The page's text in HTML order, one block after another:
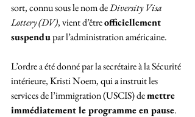
sort, connu sous le nom de Diversity Visa
Lottery (DV), vient d’être officiellement
suspendu par l’administration américaine.
L’ordre a été donné par la secrétaire à la Sécurité
intérieure, Kristi Noem, qui a instruit les
services de l’immigration (USCIS) de mettre
immédiatement le programme en pause.